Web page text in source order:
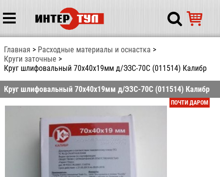
Главная
Расходные материалы и оснастка
Круги заточные
Круг шлифовальный 70х40х19мм д/ЭЗС-70C (011514) Калибр
Круг шлифовальный 70х40х19мм д/ЭЗС-70C (011514) Калибр
ПОЧТИ ДАРОМ